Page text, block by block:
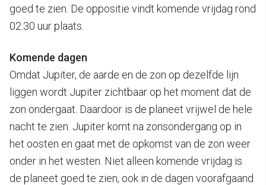
goed te zien. De oppositie vindt komende vrijdag rond
02.30 uur plaats.
Komende dagen
Omdat Jupiter, de aarde en de zon op dezelfde lijn
liggen wordt Jupiter zichtbaar op het moment dat de
zon ondergaat. Daardoor is de planeet vrijwel de hele
nacht te zien. Jupiter komt na zonsondergang op in
het oosten en gaat met de opkomst van de zon weer
onder in het westen. Niet alleen komende vrijdag is
de planeet goed te zien, ook in de dagen voorafgaand